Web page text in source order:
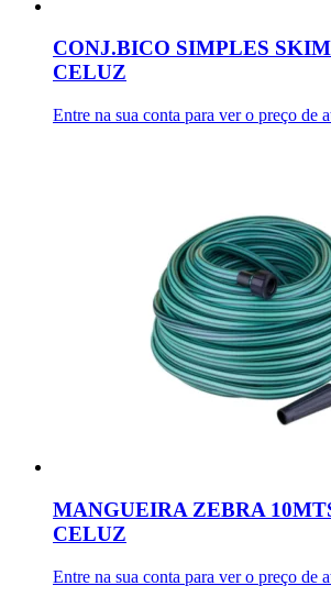
CONJ.BICO SIMPLES SKIM
CELUZ
Entre na sua conta para ver o preço de
MANGUEIRA ZEBRA
CELUZ
Entre na sua conta para ver o preço de